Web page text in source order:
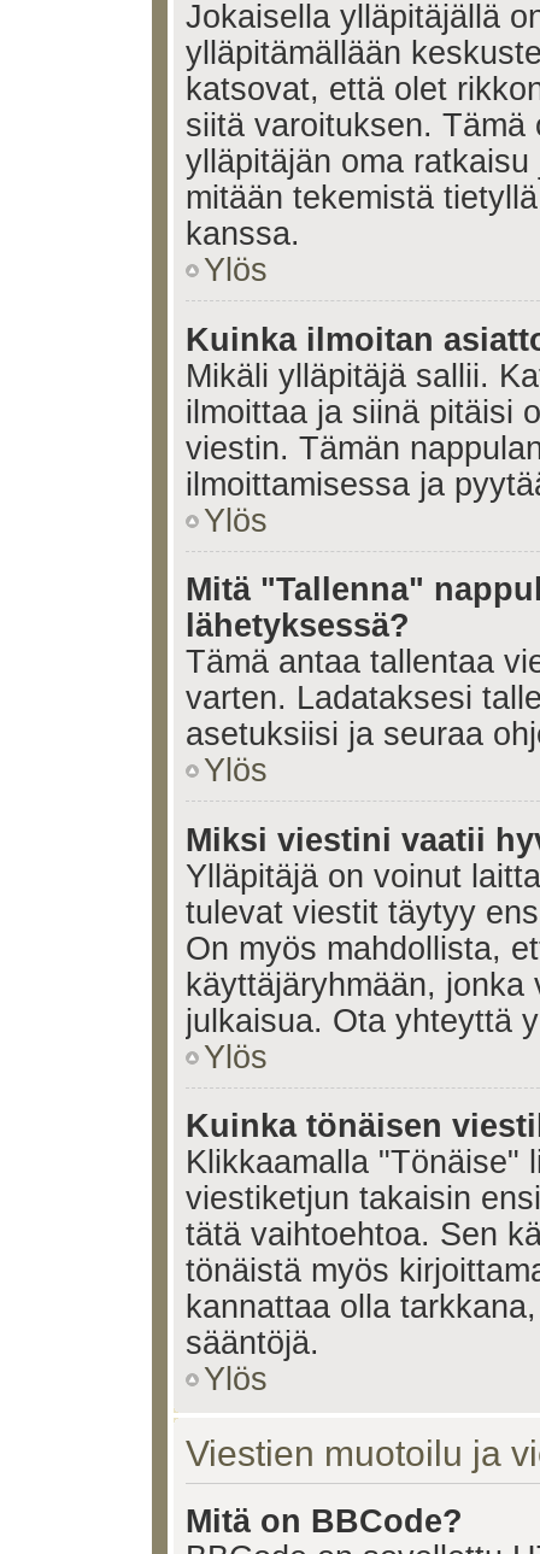
Jokaisella ylläpitäjällä
ylläpitämällään
katsovat, että olet
siitä varoituksen.
ylläpitäjän oma
mitään tekemistä
kanssa.
Ylös
Kuinka ilmoitan
Mikäli ylläpitäjä sallii.
ilmoittaa ja siinä pitäisi
viestin. Tämän
ilmoittamisessa ja
Ylös
Mitä "Tallenna"
lähetyksessä?
Tämä antaa tallentaa
varten. Ladataksesi
asetuksiisi ja seuraa
Ylös
Miksi viestini vaatii
Ylläpitäjä on voinut
tulevat viestit täytyy
On myös mahdollista,
käyttäjäryhmään,
julkaisua. Ota yhteyttä
Ylös
Kuinka tönäisen
Klikkaamalla "Tönäise"
viestiketjun takaisin
tätä vaihtoehtoa. Sen
tönäistä myös
kannattaa olla
sääntöjä.
Ylös
Viestien muotoilu ja
Mitä on BBCode?